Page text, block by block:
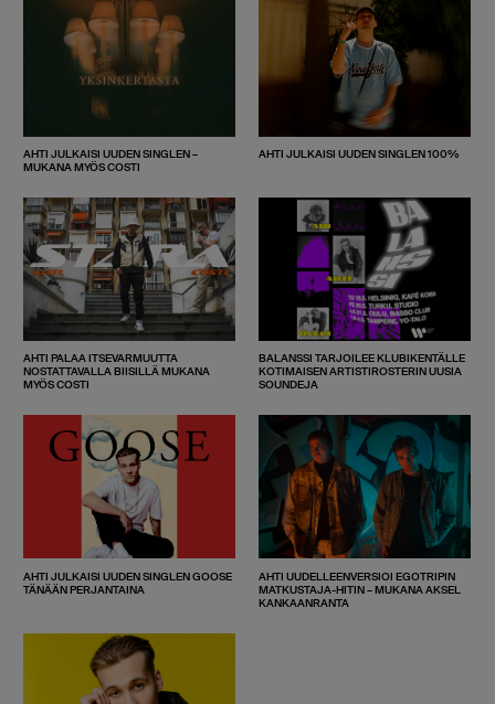
AHTI JULKAISI UUDEN SINGLEN –
MUKANA MYÖS COSTI
AHTI JULKAISI UUDEN SINGLEN 100%
AHTI PALAA ITSEVARMUUTTA
NOSTATTAVALLA BIISILLÄ MUKANA
MYÖS COSTI
BALANSSI TARJOILEE KLUBIKENTÄLLE
KOTIMAISEN ARTISTIROSTERIN UUSIA
SOUNDEJA
AHTI JULKAISI UUDEN SINGLEN GOOSE
TÄNÄÄN PERJANTAINA
AHTI UUDELLEENVERSIOI EGOTRIPIN
MATKUSTAJA-HITIN – MUKANA AKSEL
KANKAANRANTA